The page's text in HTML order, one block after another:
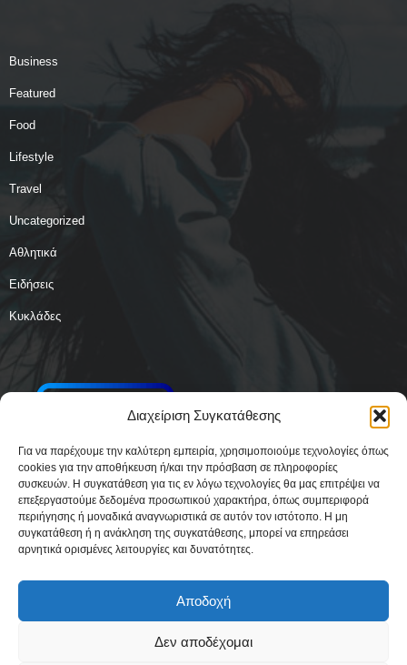
Διαχείριση Συγκατάθεσης
Για να παρέχουμε την καλύτερη εμπειρία, χρησιμοποιούμε τεχνολογίες όπως
cookies για την αποθήκευση ή/και την πρόσβαση σε πληροφορίες
συσκευών. Η συγκατάθεση για τις εν λόγω τεχνολογίες θα μας επιτρέψει να
επεξεργαστούμε δεδομένα προσωπικού χαρακτήρα, όπως συμπεριφορά
περιήγησης ή μοναδικά αναγνωριστικά σε αυτόν τον ιστότοπο. Η μη
συγκατάθεση ή η ανάκληση της συγκατάθεσης, μπορεί να επηρεάσει
αρνητικά ορισμένες λειτουργίες και δυνατότητες.
Αποδοχή
Δεν αποδέχομαι
Business
Featured
Food
Lifestyle
Travel
Uncategorized
Αθλητικά
Ειδήσεις
Κυκλάδες